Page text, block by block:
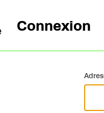
Retour
Connexion